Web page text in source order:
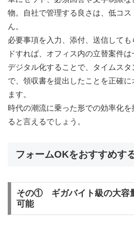
物。自社で管理する良さは、低コ
ん。
必要事項を入力、添付、送信して
ドすれば、オフィス内の立替案件は
デジタル化することで、タイムス
で、領収書を提出したことを正確に
ます。
時代の潮流に乗った形での効率化を
ると言えるでしょう。
フォームOKをおすすめす
その① ギガバイト級の大容
可能